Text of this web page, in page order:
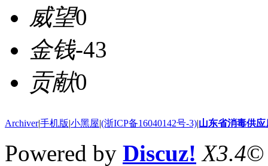
威望0
金钱-43
贡献0
Archiver|手机版|小黑屋|(浙ICP备16040142号-3)|山东省消毒供
Powered by Discuz! X3.4©